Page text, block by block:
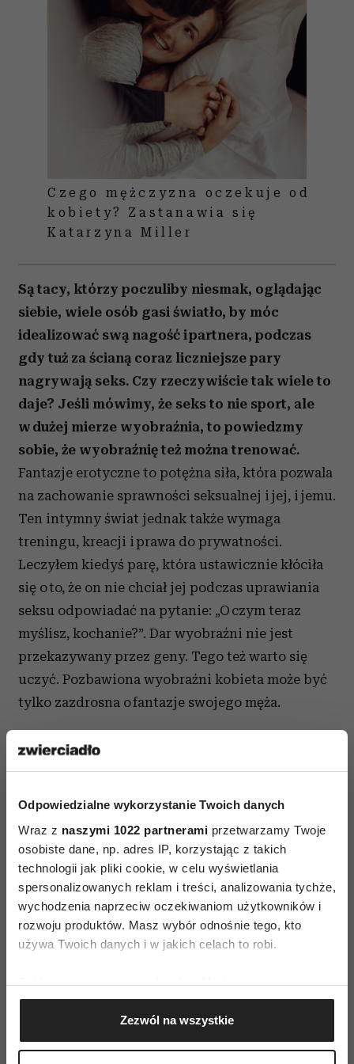
Odpowiedzialne wykorzystanie Twoich danych
Wraz z naszymi 1022 partnerami przetwarzamy Twoje
osobiste dane, np. adres IP, korzystając z takich
technologii jak pliki cookie, w celu wyświetlania
spersonalizowanych reklam i treści, analizowania tychże,
wychodzenia naprzeciw oczekiwaniom użytkowników i
rozwoju produktów. Masz wybór odnośnie tego, kto
używa Twoich danych i w jakich celach to robi.
Jeśli wyrazisz na to zgodę, chcielibyśmy również:
Gromadzić dane dotyczące Twojej lokalizacji
geograficznej z dokładnością nawet do kilku metrów
Identyfikować Twoje urządzenie, aktywnie
Zezwól na wszystkie
Czego mężczyzna oczekuje od
kobiety? Zastanawia się
Katarzyna Miller
Są tacy, którzy poczuliby niesmak, oglądając
siebie, wiele osób gasi światło, by móc
idealizować swą nagość i partnera, podczas
gdy tuż za ścianą coraz liczniejsze pary
nagrywają seks. Czy rzeczywiście tak wiele to
daje? Jeśli mówimy, że seks to nie sport, ale
w dużej mierze wyobraźnia, to powiedzmy
sobie, że wyobraźnię też można trenować.
Fantazje erotyczne to potężna siła, która pozwala
na zachowanie sprawności seksualnej i jej, i jemu.
Ten intymny świat jednak także wymaga
treningu, kreacji i prawa do prywatności.
Leczyłem kiedyś parę, która ustawicznie kłóciła
się o to, że on nie chciał jej podczas uprawiania
seksu odpowiadać na pytanie: „O czym teraz
myślisz, kochanie?”. Dar wyobraźni nie jest
przekazywany przez geny. Tego też warto się
uczyć. Pozbawiona wyobraźni kobieta może być
tylko zazdrosna o fantazje swojego męża.
gwiazdą ekranu. Jedni idą na casting do serialu,
gwiazdę filmu o miłości. Seksuologom nic do
tego, póki nie spotkają się z takimi odcinkami
kiepskiego serialu w aktach sądowych, jak u pary,
która kłóciła się przed sądem, kto kogo
seksualnie molestował i sporządzał filmy
pornograficzne bez zgody drugiej strony.
brakuje zapaleńców, którzy korzystają
z mikrokamer, by szukać w pochwie
zagadkowego punktu G, z jednym nawet